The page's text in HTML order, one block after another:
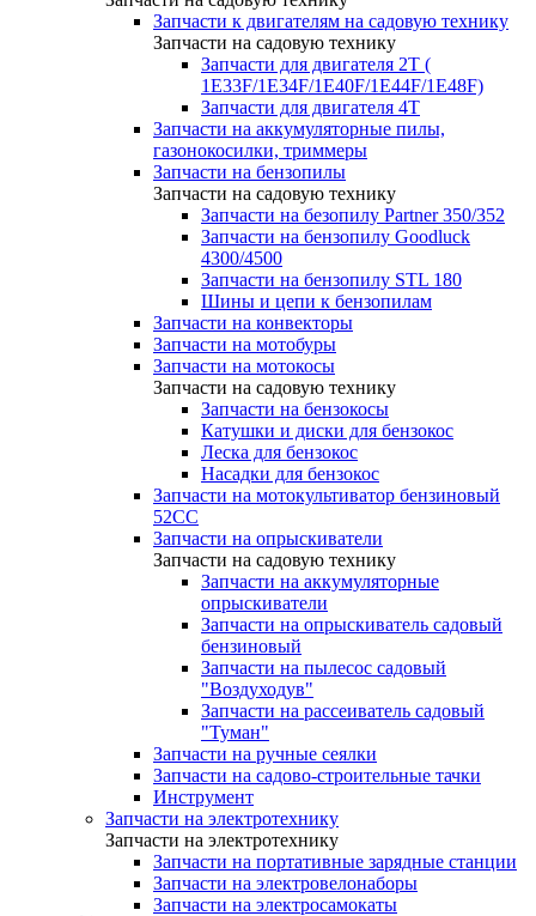
Запчасти к двигателям на садовую технику
Запчасти на садовую технику
Запчасти для двигателя 2Т (
1Е33F/1E34F/1Е40F/1E44F/1Е48F)
Запчасти для двигателя 4Т
Запчасти на аккумуляторные пилы,
газонокосилки, триммеры
Запчасти на бензопилы
Запчасти на садовую технику
Запчасти на безопилу Partner 350/352
Запчасти на бензопилу Goodluck
4300/4500
Запчасти на бензопилу STL 180
Шины и цепи к бензопилам
Запчасти на конвекторы
Запчасти на мотобуры
Запчасти на мотокосы
Запчасти на садовую технику
Запчасти на бензокосы
Катушки и диски для бензокос
Леска для бензокос
Насадки для бензокос
Запчасти на мотокультиватор бензиновый
52СС
Запчасти на опрыскиватели
Запчасти на садовую технику
Запчасти на аккумуляторные
опрыскиватели
Запчасти на опрыскиватель садовый
бензиновый
Запчасти на пылесос садовый
"Воздуходув"
Запчасти на рассеиватель садовый
"Туман"
Запчасти на ручные сеялки
Запчасти на садово-строительные тачки
Инструмент
Запчасти на электротехнику
Запчасти на электротехнику
Запчасти на портативные зарядные станции
Запчасти на электровелонаборы
Запчасти на электросамокаты